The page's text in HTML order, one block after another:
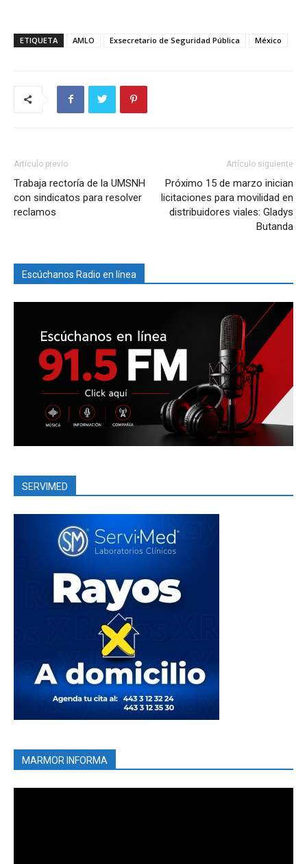
ETIQUETA AMLO Exsecretario de Seguridad Pública México
Artículo previo
Trabaja rectoría de la UMSNH
con sindicatos para resolver
reclamos
Artículo siguiente
Próximo 15 de marzo inician
licitaciones para movilidad en
distribuidores viales: Gladys
Butanda
Escúchanos Radio en línea
SERVIMED
MARMOR INFORMA